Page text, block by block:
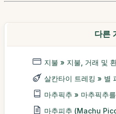
다른
지불 » 지불, 거래 및
살칸타이 트레킹 » 별
마추픽추 » 마추픽추
마추피추 (Machu